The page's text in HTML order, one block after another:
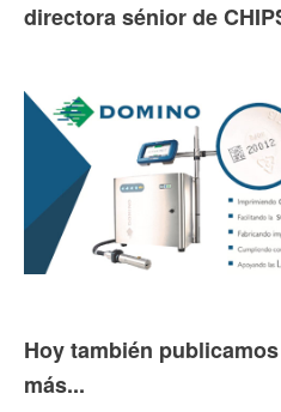
directora sénior de
Hoy también
más...